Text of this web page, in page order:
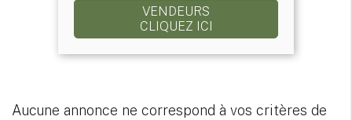
VENDEURS
CLIQUEZ ICI
Aucune annonce ne correspond à vos critères de